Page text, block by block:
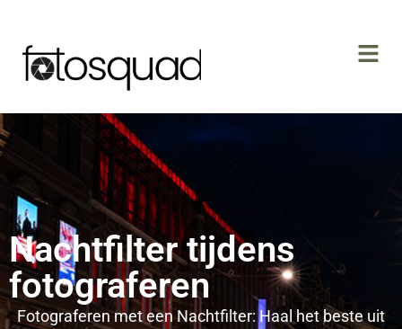
Nachtfilter tijdens
fotograferen
Fotograferen met een Nachtfilter: Haal het beste uit